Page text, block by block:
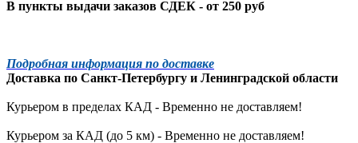
В пункты выдачи заказов СДЕК - от 250 руб
Подробная информация по доставке
Доставка по Санкт-Петербургу и Ленинградской области
Курьером в пределах КАД - Временно не доставляем!
Курьером за КАД (до 5 км) - Временно не доставляем!